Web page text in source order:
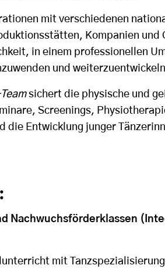
mit verschiedenen
Kompanien und
in einem professionellen
und
sichert die physische und
Screenings,
die Entwicklung junger
Nachwuchsförderklassen
mit